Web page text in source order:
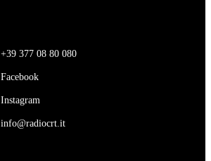
+39 377 08 80 080
Facebook
Instagram
info@radiocrt.it